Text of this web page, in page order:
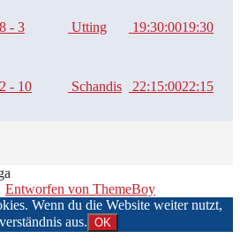
8 - 3 Utting 19:30:0019:30
2 - 10 Schandis 22:15:0022:15
Entworfen von ThemeBoy
Wenn du die Website weiter nutzt,
aus. OK